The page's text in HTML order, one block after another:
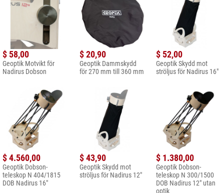
$ 58,00
Geoptik Motvikt för
Nadirus Dobson
$ 20,90
Geoptik Dammskydd
för 270 mm till 360 mm
$ 52,00
Geoptik Skydd mot
ströljus för Nadirus 16"
$ 4.560,00
Geoptik Dobson-
teleskop N 404/1815
DOB Nadirus 16"
$ 43,90
Geoptik Skydd mot
ströljus för Nadirus 12"
$ 1.380,00
Geoptik Dobson-
teleskop N 300/1500
DOB Nadirus 12" utan
optik